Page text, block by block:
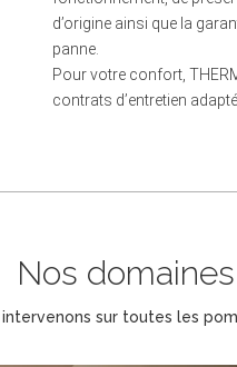
d’origine ainsi que la
panne.
Pour votre confort,
contrats d’entretien
Nos
intervenons sur toutes les